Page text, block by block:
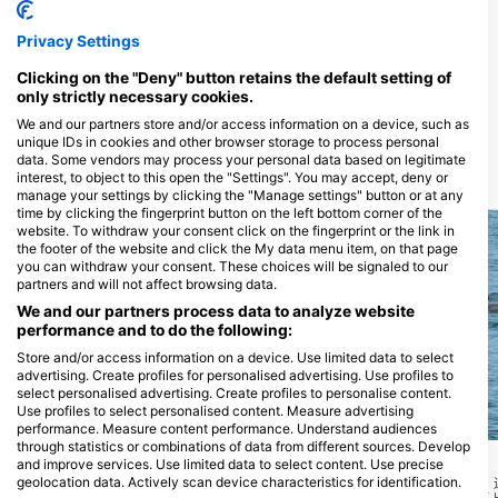
RA DIVERS
Volivoli Circular Road, 0000
Rakiraki, 斐济
潜水点
RA DIVERS, 0000 Rakiraki
House Reef EAST(★4.1)
潜水点从1msw开始，下降到14msw，最佳
RA DIVERS, 0000 Rakiraki
Redemption(★4.2)
美丽的尖顶从2msw开始，
Privacy Settings
Clicking on the "Deny" button retains the default setting of
only strictly necessary cookies.
We and our partners store and/or access information on a device, such as
unique IDs in cookies and other browser storage to process personal
data. Some vendors may process your personal data based on legitimate
interest, to object to this open the "Settings". You may accept, deny or
manage your settings by clicking the "Manage settings" button or at any
time by clicking the fingerprint button on the left bottom corner of the
website. To withdraw your consent click on the fingerprint or the link in
the footer of the website and click the My data menu item, on that page
you can withdraw your consent. These choices will be signaled to our
partners and will not affect browsing data.
We and our partners process data to analyze website
performance and to do the following:
Store and/or access information on a device. Use limited data to select
advertising. Create profiles for personalised advertising. Use profiles to
select personalised advertising. Create profiles to personalise content.
Use profiles to select personalised content. Measure advertising
performance. Measure content performance. Understand audiences
through statistics or combinations of data from different sources. Develop
and improve services. Use limited data to select content. Use precise
geolocation data. Actively scan device characteristics for identification.